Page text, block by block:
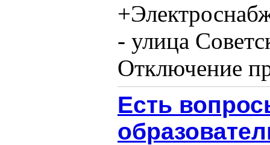
- улица
Отключение
Есть